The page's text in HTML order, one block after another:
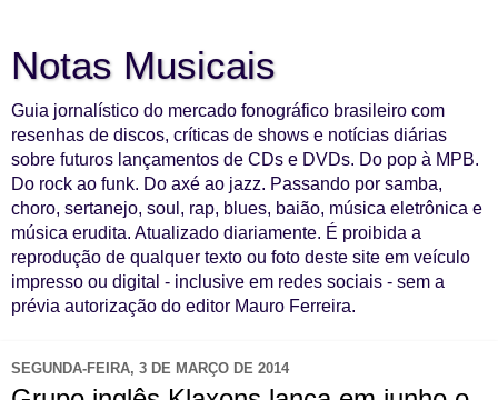
Notas Musicais
Guia jornalístico do mercado fonográfico brasileiro com
resenhas de discos, críticas de shows e notícias diárias
sobre futuros lançamentos de CDs e DVDs. Do pop à MPB.
Do rock ao funk. Do axé ao jazz. Passando por samba,
choro, sertanejo, soul, rap, blues, baião, música eletrônica e
música erudita. Atualizado diariamente. É proibida a
reprodução de qualquer texto ou foto deste site em veículo
impresso ou digital - inclusive em redes sociais - sem a
prévia autorização do editor Mauro Ferreira.
SEGUNDA-FEIRA, 3 DE MARÇO DE 2014